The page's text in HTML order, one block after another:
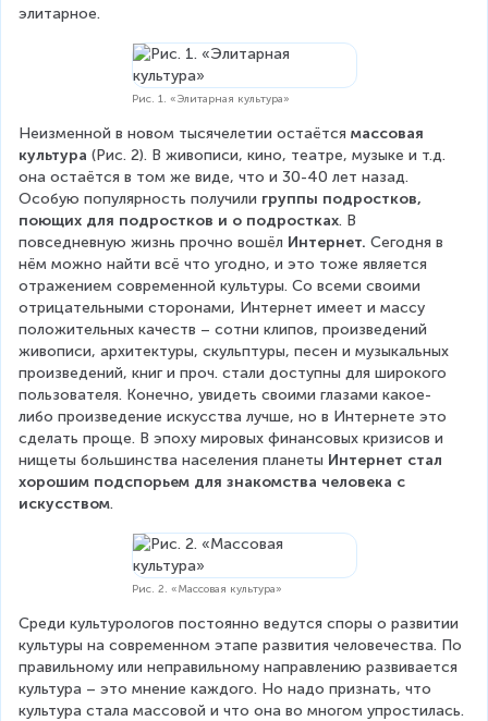
элитарное.
Рис. 1. «Элитарная культура»
Неизменной в новом тысячелетии остаётся массовая
культура (Рис. 2). В живописи, кино, театре, музыке и т.д.
она остаётся в том же виде, что и 30-40 лет назад.
Особую популярность получили группы подростков,
поющих для подростков и о подростках. В
повседневную жизнь прочно вошёл Интернет. Сегодня в
нём можно найти всё что угодно, и это тоже является
отражением современной культуры. Со всеми своими
отрицательными сторонами, Интернет имеет и массу
положительных качеств – сотни клипов, произведений
живописи, архитектуры, скульптуры, песен и музыкальных
произведений, книг и проч. стали доступны для широкого
пользователя. Конечно, увидеть своими глазами какое-
либо произведение искусства лучше, но в Интернете это
сделать проще. В эпоху мировых финансовых кризисов и
нищеты большинства населения планеты Интернет стал
хорошим подспорьем для знакомства человека с
искусством.
Рис. 2. «Массовая культура»
Среди культурологов постоянно ведутся споры о развитии
культуры на современном этапе развития человечества. По
правильному или неправильному направлению развивается
культура – это мнение каждого. Но надо признать, что
культура стала массовой и что она во многом упростилась.